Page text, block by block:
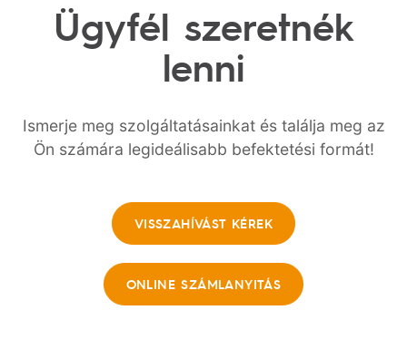
Ügyfél szeretnék
lenni
Ismerje meg szolgáltatásainkat és találja meg az
Ön számára legideálisabb befektetési formát!
VISSZAHÍVÁST KÉREK
ONLINE SZÁMLANYITÁS